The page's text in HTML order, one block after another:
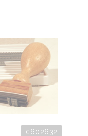
0602632